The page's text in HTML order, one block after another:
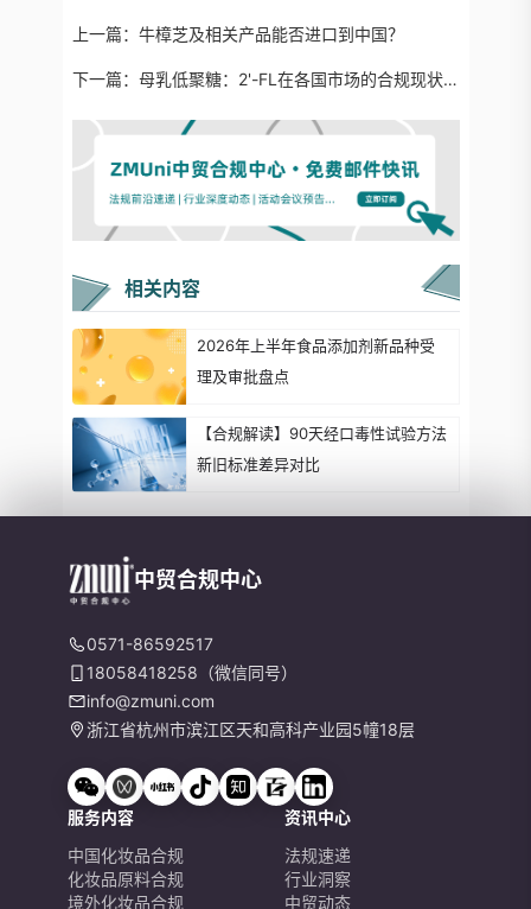
上一篇： 牛樟芝及相关产品能否进口到中国？
下一篇： 母乳低聚糖：2'-FL在各国市场的合规现状与盘点
相关内容
2026年上半年食品添加剂新品种受
理及审批盘点
【合规解读】90天经口毒性试验方法
新旧标准差异对比
中贸合规中心
0571-86592517
18058418258（微信同号）
info@zmuni.com
浙江省杭州市滨江区天和高科产业园5幢18层
服务内容
中国化妆品合规
化妆品原料合规
境外化妆品合规
资讯中心
法规速递
行业洞察
中贸动态